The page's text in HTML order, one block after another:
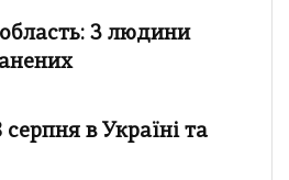
3 людини
в Україні та